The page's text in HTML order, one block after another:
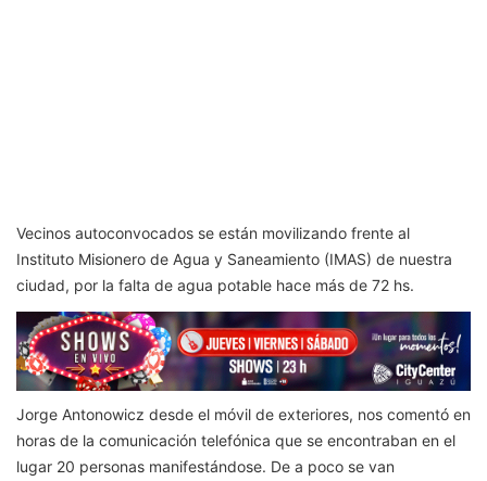
Vecinos autoconvocados se están movilizando frente al
Instituto Misionero de Agua y Saneamiento (IMAS) de nuestra
ciudad, por la falta de agua potable hace más de 72 hs.
Jorge Antonowicz desde el móvil de exteriores, nos comentó en
horas de la comunicación telefónica que se encontraban en el
lugar 20 personas manifestándose. De a poco se van